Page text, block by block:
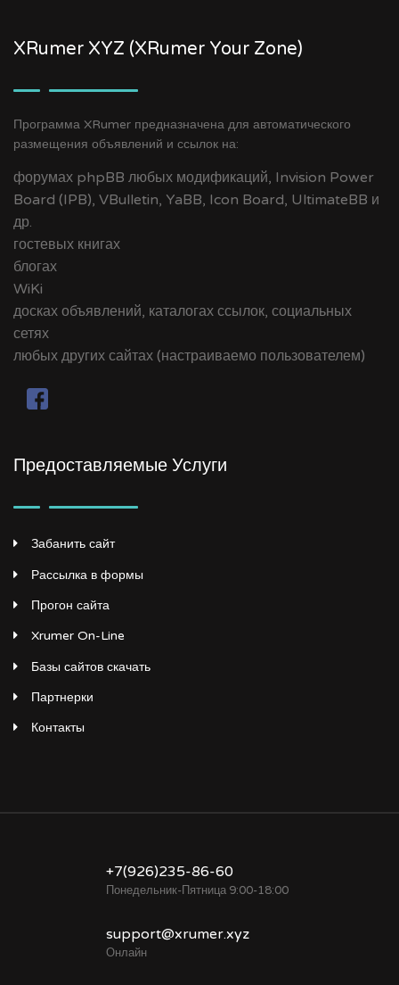
XRumer XYZ (XRumer Your Zone)
Программа XRumer предназначена для автоматического
размещения объявлений и ссылок на:
форумах phpBB любых модификаций, Invision Power
Board (IPB), VBulletin, YaBB, Icon Board, UltimateBB и
др.
гостевых книгах
блогах
WiKi
досках объявлений, каталогах ссылок, социальных
сетях
любых других сайтах (настраиваемо пользователем)
Предоставляемые Услуги
Забанить сайт
Рассылка в формы
Прогон сайта
Xrumer On-Line
Базы сайтов скачать
Партнерки
Контакты
+7(926)235-86-60
Понедельник-Пятница 9:00-18:00
support@xrumer.xyz
Онлайн